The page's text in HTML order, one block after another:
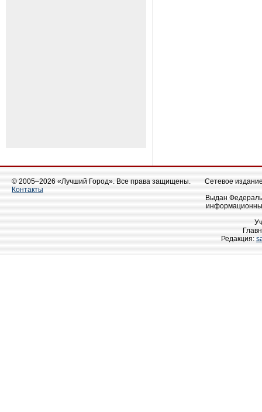
© 2005–2026 «Лучший Город». Все права защищены.
Контакты
Сетевое
Выдан
Редакция: